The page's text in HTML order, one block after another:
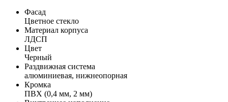
Фасад
Цветное стекло
Материал корпуса
ЛДСП
Цвет
Черный
Раздвижная система
алюминиевая, нижнеопорная
Кромка
ПВХ (0,4 мм, 2 мм)